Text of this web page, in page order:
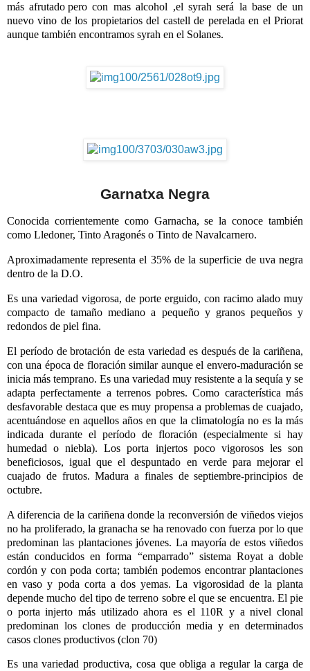
más afrutado pero con mas alcohol ,el syrah será la base de un
nuevo vino de los propietarios del castell de perelada en el Priorat
aunque también encontramos syrah en el Solanes.
Garnatxa Negra
Conocida corrientemente como Garnacha, se la conoce también
como Lledoner, Tinto Aragonés o Tinto de Navalcarnero.
Aproximadamente representa el 35% de la superficie de uva negra
dentro de la D.O.
Es una variedad vigorosa, de porte erguido, con racimo alado muy
compacto de tamaño mediano a pequeño y granos pequeños y
redondos de piel fina.
El período de brotación de esta variedad es después de la cariñena,
con una época de floración similar aunque el envero-maduración se
inicia más temprano. Es una variedad muy resistente a la sequía y se
adapta perfectamente a terrenos pobres. Como característica más
desfavorable destaca que es muy propensa a problemas de cuajado,
acentuándose en aquellos años en que la climatología no es la más
indicada durante el período de floración (especialmente si hay
humedad o niebla). Los porta injertos poco vigorosos les son
beneficiosos, igual que el despuntado en verde para mejorar el
cuajado de frutos. Madura a finales de septiembre-principios de
octubre.
A diferencia de la cariñena donde la reconversión de viñedos viejos
no ha proliferado, la granacha se ha renovado con fuerza por lo que
predominan las plantaciones jóvenes. La mayoría de estos viñedos
están conducidos en forma “emparrado” sistema Royat a doble
cordón y con poda corta; también podemos encontrar plantaciones
en vaso y poda corta a dos yemas. La vigorosidad de la planta
depende mucho del tipo de terreno sobre el que se encuentra. El pie
o porta injerto más utilizado ahora es el 110R y a nivel clonal
predominan los clones de producción media y en determinados
casos clones productivos (clon 70)
Es una variedad productiva, cosa que obliga a regular la carga de